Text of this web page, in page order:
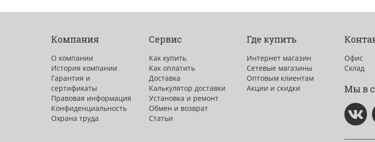
Компания
О компании
История компании
Гарантия и
сертификаты
Правовая информация
Конфиденциальность
Охрана труда
Сервис
Как купить
Как оплатить
Доставка
Калькулятор доставки
Установка и ремонт
Обмен и возврат
Статьи
Где купить
Интернет магазин
Сетевые магазины
Оптовым клиентам
Акции и скидки
Офис
Склад
Мы в